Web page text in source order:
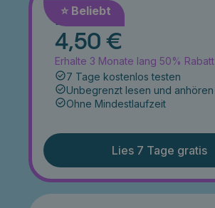
⭐️ Beliebt
Monat
4,50 €
Erhalte 3 Monate lang 50% Rabatt
7 Tage kostenlos testen
Unbegrenzt lesen und anhören
Ohne Mindestlaufzeit
Lies 7 Tage gratis